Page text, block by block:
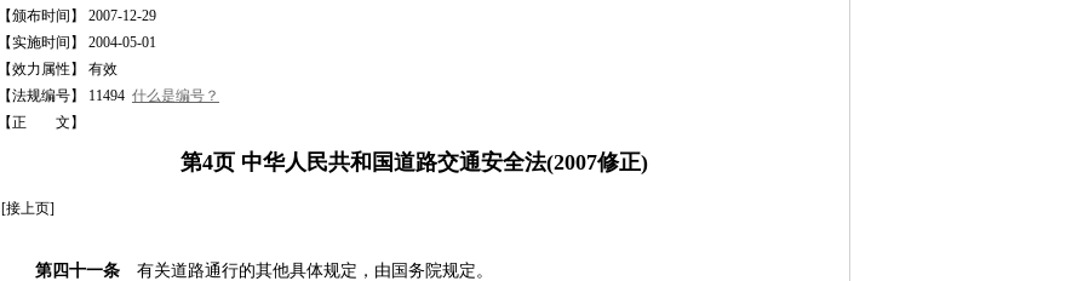
【颁布时间】 2007-12-29
【实施时间】 2004-05-01
【效力属性】 有效
【法规编号】 11494 什么是编号？
【正 文】
第4页 中华人民共和国道路交通安全法(2007修正)
[接上页]
第四十一条 有关道路通行的其他具体规定，由国务院规定。